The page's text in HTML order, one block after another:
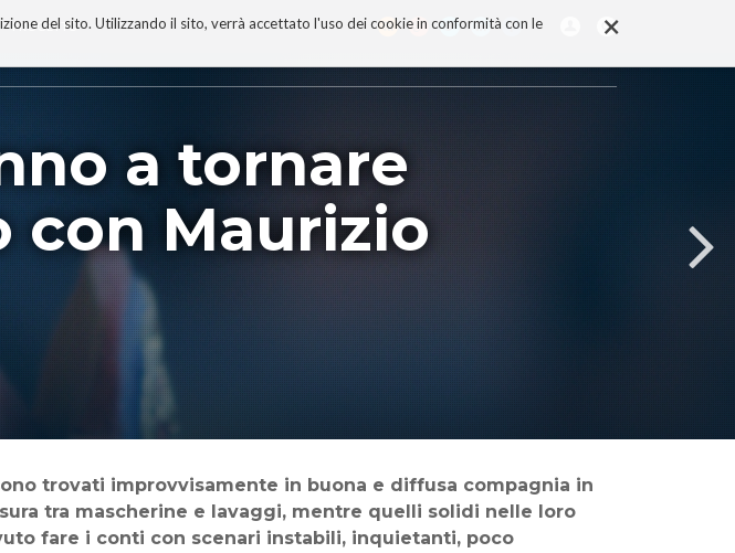
×
del sito. Utilizzando il sito, verrà accettato l'uso dei cookie in conformità con le
PROGETTO
a tornare
con Maurizio
tra mascherine e lavaggi, mentre quelli solidi nelle loro
fare i conti con scenari instabili, inquietanti, poco